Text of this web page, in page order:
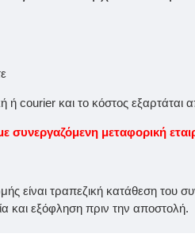
courier και το κόστος
μεταφορική
είναι τραπεζική κατάθεση του
και εξόφληση πριν την αποστολή.